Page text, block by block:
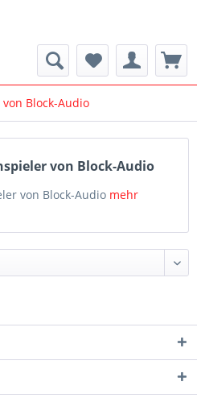
Block-Audio
von Block-Audio
von Block-Audio mehr